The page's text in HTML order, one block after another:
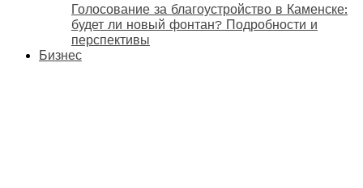
Голосование за благоустройство в Каменске:
будет ли новый фонтан? Подробности и
перспективы
Бизнес